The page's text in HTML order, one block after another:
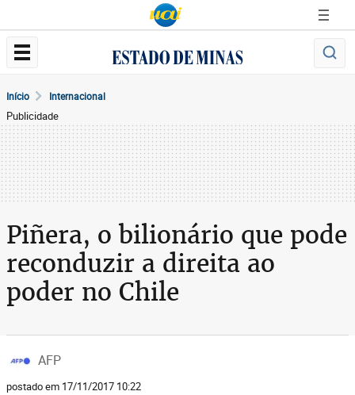
Início Internacional
Publicidade
Piñera, o bilionário que pode
reconduzir a direita ao
poder no Chile
AFP
postado em 17/11/2017 10:22